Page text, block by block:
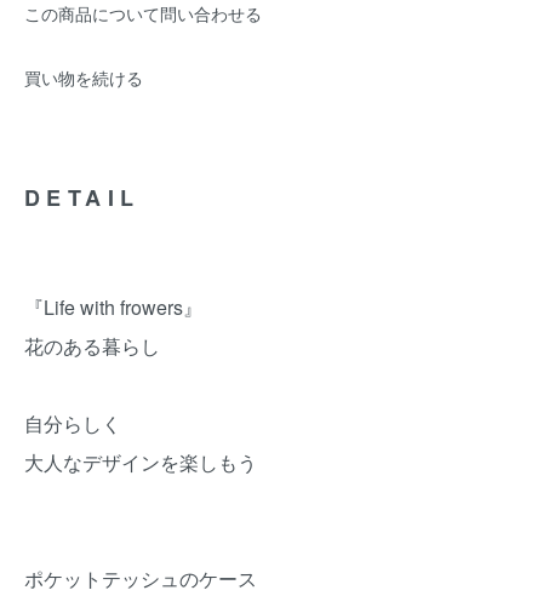
この商品について問い合わせる
買い物を続ける
DETAIL
『Life with frowers』
花のある暮らし
自分らしく
大人なデザインを楽しもう
ポケットテッシュのケース